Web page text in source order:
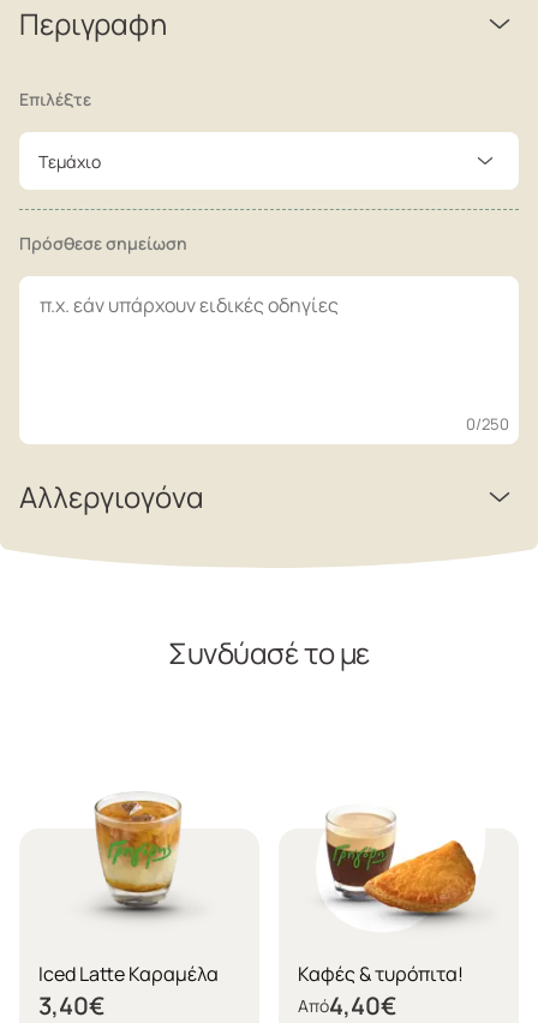
Περιγραφη
Επιλέξτε
Tεμάχιο
Πρόσθεσε σημείωση
0/250
Αλλεργιογόνα
Συνδύασέ το με
Iced Latte Καραμέλα
3,40€
Καφές & τυρόπιτα!
Από4,40€